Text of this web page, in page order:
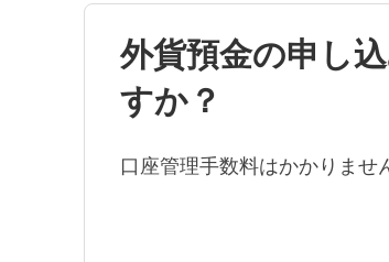
外貨預金の申し
すか？
口座管理手数料はかかりませ